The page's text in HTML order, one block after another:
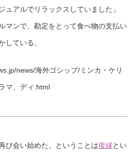
ュアルでリラックスしていました」
マンで、勘定をとって食べ物の支払い
している。
news/海外ゴシップ/ミンカ・ケリ
マ、ディ.html
び会い始めた、ということは復縁とい